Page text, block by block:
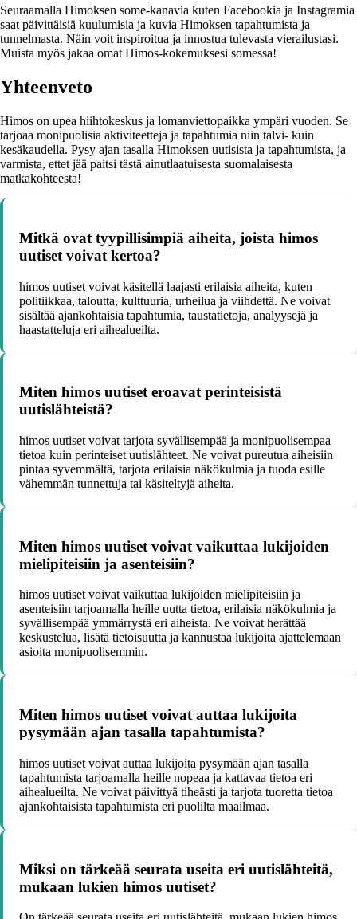
Seuraamalla Himoksen some-kanavia kuten Facebookia ja Instagramia
saat päivittäisiä kuulumisia ja kuvia Himoksen tapahtumista ja
tunnelmasta. Näin voit inspiroitua ja innostua tulevasta vierailustasi.
Muista myös jakaa omat Himos-kokemuksesi somessa!
Yhteenveto
Himos on upea hiihtokeskus ja lomanviettopaikka ympäri vuoden. Se
tarjoaa monipuolisia aktiviteetteja ja tapahtumia niin talvi- kuin
kesäkaudella. Pysy ajan tasalla Himoksen uutisista ja tapahtumista, ja
varmista, ettet jää paitsi tästä ainutlaatuisesta suomalaisesta
matkakohteesta!
Mitkä ovat tyypillisimpiä aiheita, joista himos
uutiset voivat kertoa?
himos uutiset voivat käsitellä laajasti erilaisia aiheita, kuten
politiikkaa, taloutta, kulttuuria, urheilua ja viihdettä. Ne voivat
sisältää ajankohtaisia tapahtumia, taustatietoja, analyysejä ja
haastatteluja eri aihealueilta.
Miten himos uutiset eroavat perinteisistä
uutislähteistä?
himos uutiset voivat tarjota syvällisempää ja monipuolisempaa
tietoa kuin perinteiset uutislähteet. Ne voivat pureutua aiheisiin
pintaa syvemmältä, tarjota erilaisia näkökulmia ja tuoda esille
vähemmän tunnettuja tai käsiteltyjä aiheita.
Miten himos uutiset voivat vaikuttaa lukijoiden
mielipiteisiin ja asenteisiin?
himos uutiset voivat vaikuttaa lukijoiden mielipiteisiin ja
asenteisiin tarjoamalla heille uutta tietoa, erilaisia näkökulmia ja
syvällisempää ymmärrystä eri aiheista. Ne voivat herättää
keskustelua, lisätä tietoisuutta ja kannustaa lukijoita ajattelemaan
asioita monipuolisemmin.
Miten himos uutiset voivat auttaa lukijoita
pysymään ajan tasalla tapahtumista?
himos uutiset voivat auttaa lukijoita pysymään ajan tasalla
tapahtumista tarjoamalla heille nopeaa ja kattavaa tietoa eri
aihealueilta. Ne voivat päivittyä tiheästi ja tarjota tuoretta tietoa
ajankohtaisista tapahtumista eri puolilta maailmaa.
Miksi on tärkeää seurata useita eri uutislähteitä,
mukaan lukien himos uutiset?